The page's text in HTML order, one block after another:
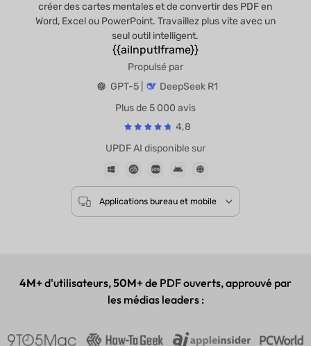
créer des cartes mentales et de convertir des PDF en
Word, Excel ou PowerPoint. Travaillez plus vite avec un
seul outil intelligent.
{{aiInputIframe}}
Plus de 5 000 avis
4,8
4M+ d'utilisateurs,50M+ de PDF ouverts, approuvé par
les médias leaders :